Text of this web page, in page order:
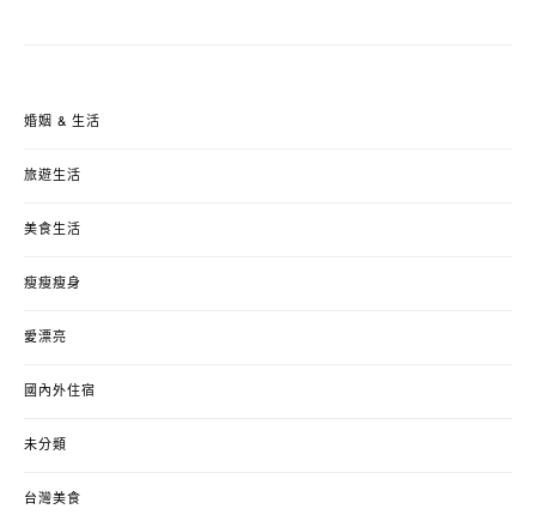
婚姻 & 生活
旅遊生活
美食生活
瘦瘦瘦身
愛漂亮
國內外住宿
未分類
台灣美食